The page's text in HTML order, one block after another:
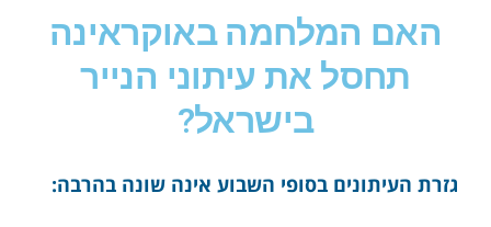
האם המלחמה באוקראינה
תחסל את עיתוני הנייר
בישראל?
גזרת העיתונים בסופי השבוע אינה שונה בהרבה: